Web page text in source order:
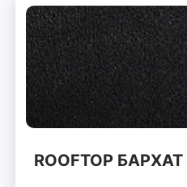
ROOFTOP БАРХАТ